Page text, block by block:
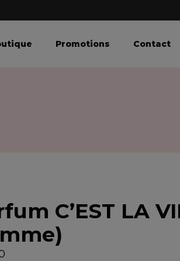
Promotions Contact
C’EST LA